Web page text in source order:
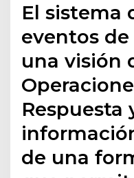
El sistema
eventos de
una visión
Respuesta
de una